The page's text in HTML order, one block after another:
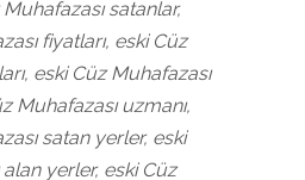
satanlar,
fiyatları, eski Cüz
eski Cüz Muhafazası
Muhafazası uzmanı,
satan yerler, eski
alan yerler, eski Cüz